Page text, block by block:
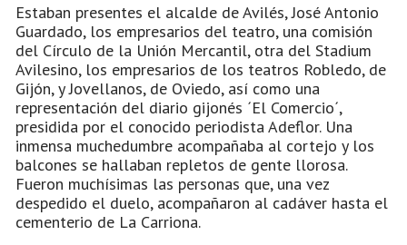
Estaban presentes el alcalde de Avilés, José Antonio
Guardado, los empresarios del teatro, una comisión
del Círculo de la Unión Mercantil, otra del Stadium
Avilesino, los empresarios de los teatros Robledo, de
Gijón, y Jovellanos, de Oviedo, así como una
representación del diario gijonés ´El Comercio´,
presidida por el conocido periodista Adeflor. Una
inmensa muchedumbre acompañaba al cortejo y los
balcones se hallaban repletos de gente llorosa.
Fueron muchísimas las personas que, una vez
despedido el duelo, acompañaron al cadáver hasta el
cementerio de La Carriona.